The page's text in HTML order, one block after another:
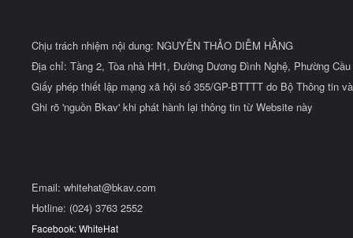
Chịu trách nhiệm nội dung: NGUYỄN THẢO DIỄM HẰNG
Địa chỉ: Tầng 2, Tòa nhà HH1, Đường Dương Đình Nghệ, Phường
Giấy phép thiết lập mạng xã hội số 355/GP-BTTTT do Bộ Thông tin
Ghi rõ 'nguồn Bkav' khi phát hành lại thông tin từ Website này
Email: whitehat@bkav.com
Hotline: (024) 3763 2552
Facebook: WhiteHat